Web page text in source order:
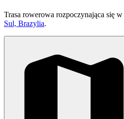
Trasa rowerowa rozpoczynająca się w
Sul, Brazylia.